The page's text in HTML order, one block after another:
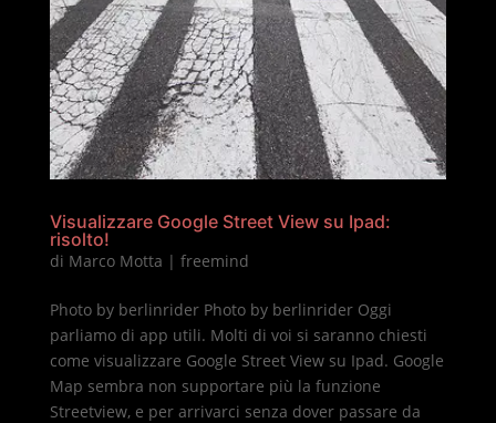
Visualizzare Google Street View su Ipad:
risolto!
di Marco Motta | freemind
Photo by berlinrider Photo by berlinrider Oggi
parliamo di app utili. Molti di voi si saranno chiesti
come visualizzare Google Street View su Ipad. Google
Map sembra non supportare più la funzione
Streetview, e per arrivarci senza dover passare da